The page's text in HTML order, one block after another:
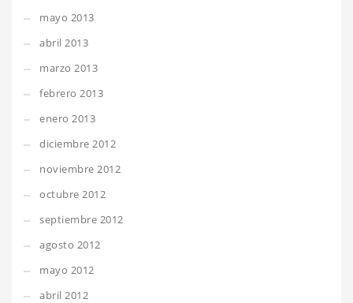
mayo 2013
abril 2013
marzo 2013
febrero 2013
enero 2013
diciembre 2012
noviembre 2012
octubre 2012
septiembre 2012
agosto 2012
mayo 2012
abril 2012